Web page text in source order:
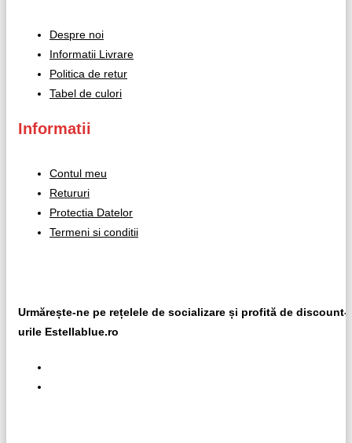
Despre noi
Informatii Livrare
Politica de retur
Tabel de culori
Informatii
Contul meu
Retururi
Protectia Datelor
Termeni si conditii
Urmărește-ne pe rețelele de socializare și profită de discount-
urile Estellablue.ro